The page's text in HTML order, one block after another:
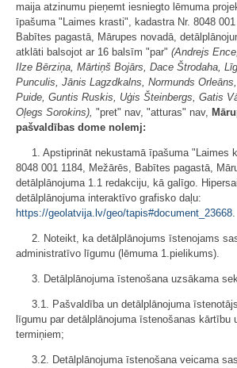
maija atzinumu pieņemt iesniegto lēmuma
īpašuma "Laimes krasti", kadastra Nr. 8048
Babītes pagastā, Mārupes novadā,
atklāti balsojot ar 16 balsīm "par" (Andrejs
Ilze Bērziņa, Mārtiņš Bojārs, Dace Štrodaha,
Punculis, Jānis Lagzdkalns, Normunds
Puide, Guntis Ruskis, Uģis Šteinbergs, Gatis
Oļegs Sorokins), "pret" nav, "atturas" nav,
pašvaldības dome nolemj:
1. Apstiprināt nekustamā īpašuma "Laimes
8048 001 1184, Mežārēs, Babītes pagastā,
detālplānojuma 1.1 redakciju, kā galīgo.
detālplānojuma interaktīvo grafisko daļu:
https://geolatvija.lv/geo/tapis#document_23668.
2. Noteikt, ka detālplānojums īstenojams
administratīvo līgumu (lēmuma 1.pielikums).
3. Detālplānojuma īstenošana uzsākama
3.1. Pašvaldība un detālplānojuma
līgumu par detālplānojuma īstenošanas kārtību
termiņiem;
3.2. Detālplānojuma īstenošana veicama